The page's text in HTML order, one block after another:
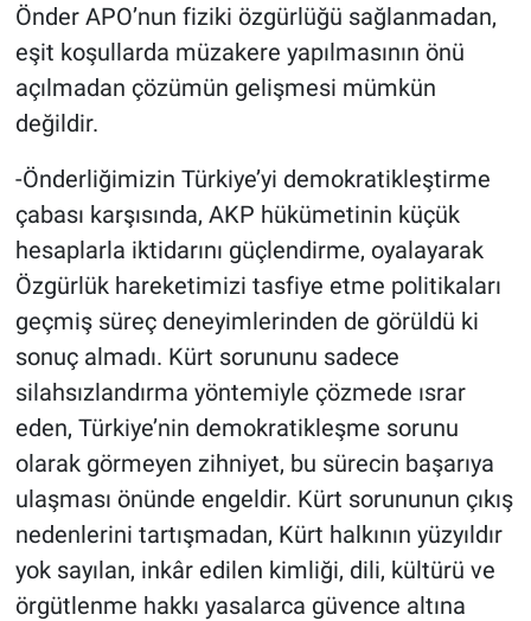
Önder APO’nun fiziki özgürlüğü sağlanmadan,
eşit koşullarda müzakere yapılmasının önü
açılmadan çözümün gelişmesi mümkün
değildir.
-Önderliğimizin Türkiye’yi demokratikleştirme
çabası karşısında, AKP hükümetinin küçük
hesaplarla iktidarını güçlendirme, oyalayarak
Özgürlük hareketimizi tasfiye etme politikaları
geçmiş süreç deneyimlerinden de görüldü ki
sonuç almadı. Kürt sorununu sadece
silahsızlandırma yöntemiyle çözmede ısrar
eden, Türkiye’nin demokratikleşme sorunu
olarak görmeyen zihniyet, bu sürecin başarıya
ulaşması önünde engeldir. Kürt sorununun çıkış
nedenlerini tartışmadan, Kürt halkının yüzyıldır
yok sayılan, inkâr edilen kimliği, dili, kültürü ve
örgütlenme hakkı yasalarca güvence altına